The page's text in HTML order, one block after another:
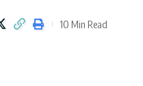
10 Min Read